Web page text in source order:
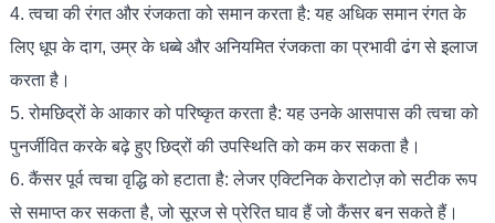
4. त्वचा की रंगत और रंजकता को समान करता है: यह अधिक समान रंगत के
लिए धूप के दाग, उम्र के धब्बे और अनियमित रंजकता का प्रभावी ढंग से इलाज
करता है।
5. रोमछिद्रों के आकार को परिष्कृत करता है: यह उनके आसपास की त्वचा को
पुनर्जीवित करके बढ़े हुए छिद्रों की उपस्थिति को कम कर सकता है।
6. कैंसर पूर्व त्वचा वृद्धि को हटाता है: लेजर एक्टिनिक केराटोज़ को सटीक रूप
से समाप्त कर सकता है, जो सूरज से प्रेरित घाव हैं जो कैंसर बन सकते हैं।